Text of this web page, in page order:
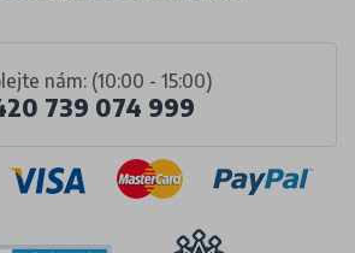
nám: (10:00 - 15:00)
739 074 999